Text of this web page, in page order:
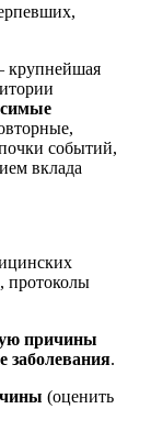
событий,
вклада
протоколы
причины
заболевания.
(оценить